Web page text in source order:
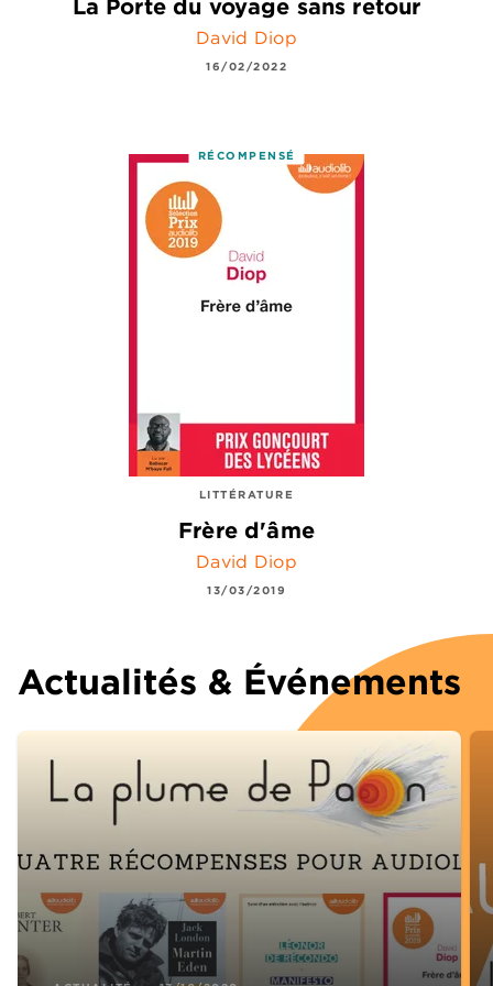
La Porte du voyage sans retour
David Diop
16/02/2022
RÉCOMPENSÉ
LITTÉRATURE
Frère d'âme
David Diop
13/03/2019
Actualités & Événements